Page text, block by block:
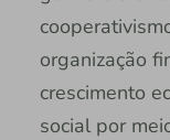
organização
crescimento
social por